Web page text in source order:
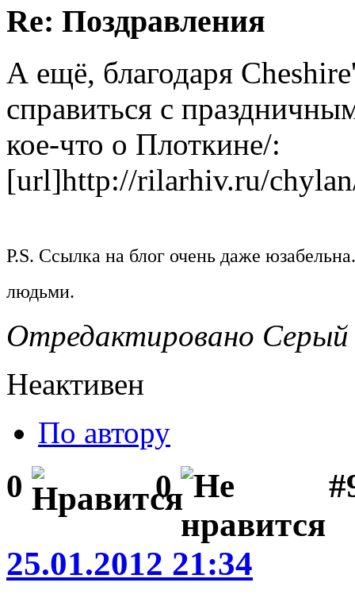
Re: Поздравления
А ещё, благодаря
справиться с
кое-что о Плоткине/:
[url]http://rilarhiv.ru/
P.S. Ссылка на блог очень даже
людьми.
Отредактировано
Неактивен
По автору
0 0
25.01.2012 21:34